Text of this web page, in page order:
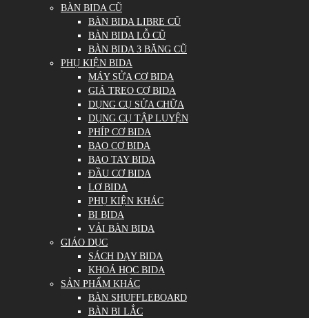
BÀN BIDA CŨ
BÀN BIDA LIBRE CŨ
BÀN BIDA LỖ CŨ
BÀN BIDA 3 BĂNG CŨ
PHỤ KIỆN BIDA
MÁY SỬA CƠ BIDA
GIÁ TREO CƠ BIDA
DỤNG CỤ SỬA CHỮA
DỤNG CỤ TẬP LUYỆN
PHÍP CƠ BIDA
BAO CƠ BIDA
BAO TAY BIDA
ĐẦU CƠ BIDA
LƠ BIDA
PHỤ KIỆN KHÁC
BI BIDA
VẢI BÀN BIDA
GIÁO DỤC
SÁCH DẠY BIDA
KHOÁ HỌC BIDA
SẢN PHẨM KHÁC
BÀN SHUFFLEBOARD
BÀN BI LẮC